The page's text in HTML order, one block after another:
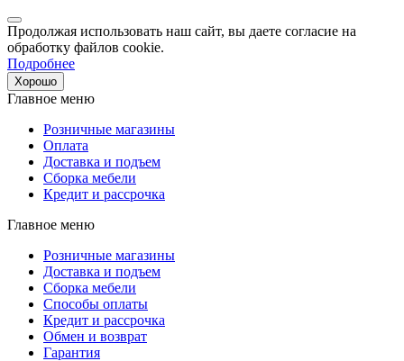
Продолжая использовать наш сайт, вы даете согласие на
обработку файлов cookie.
Подробнее
Хорошо
Главное меню
Розничные магазины
Оплата
Доставка и подъем
Сборка мебели
Кредит и рассрочка
Главное меню
Розничные магазины
Доставка и подъем
Сборка мебели
Способы оплаты
Кредит и рассрочка
Обмен и возврат
Гарантия